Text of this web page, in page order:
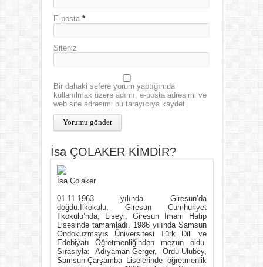
E-posta *
Siteniz
Bir dahaki sefere yorum yaptığımda
kullanılmak üzere adımı, e-posta adresimi ve
web site adresimi bu tarayıcıya kaydet.
İsa ÇOLAKER KİMDİR?
İsa Çolaker
01.11.1963 yılında Giresun’da
doğdu.İlkokulu, Giresun Cumhuriyet
İlkokulu’nda; Liseyi, Giresun İmam Hatip
Lisesinde tamamladı. 1986 yılında Samsun
Ondokuzmayıs Üniversitesi Türk Dili ve
Edebiyatı Öğretmenliğinden mezun oldu.
Sırasıyla: Adıyaman-Gerger, Ordu-Ulubey,
Samsun-Çarşamba Liselerinde öğretmenlik